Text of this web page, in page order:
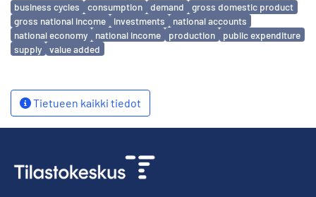
business cycles consumption demand
gross domestic product
gross national income
investments
national accounts
national economy
national income production
public expenditure
supply
value added
Tietueen kaikki tiedot